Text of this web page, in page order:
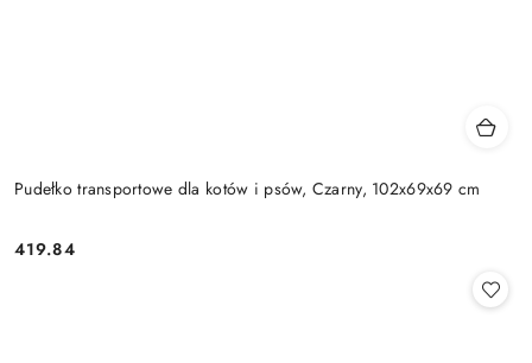
Pudełko transportowe dla kotów i psów, Czarny, 102x69x69 cm
Cena:
419.84